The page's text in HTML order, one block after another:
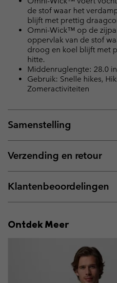
de stof waar het
blijft met prettig
Omni-Wick™ op de
oppervlak van de stof
droog en koel blijft met
hitte.
Middenruglengte: 28.0
Gebruik: Snelle hikes,
Zomeractiviteiten
Samenstelling
Verzending en retour
Klantenbeoordelingen
Ontdek Meer